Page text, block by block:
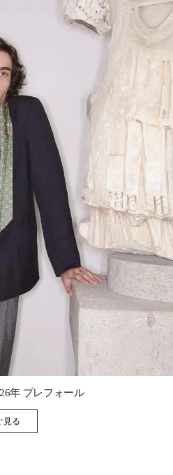
Link Opens in New Tab
年 プレフォール
見るOpens in New Tab